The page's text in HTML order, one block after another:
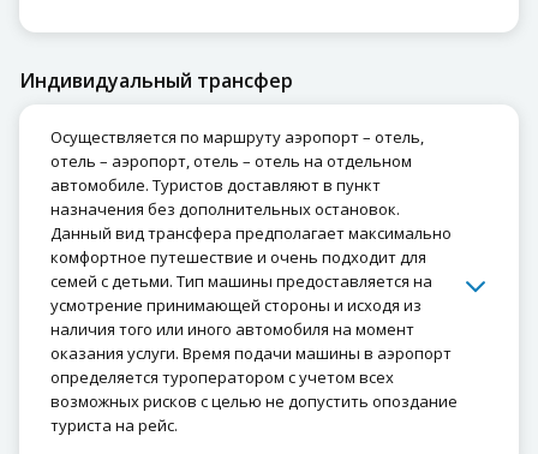
Индивидуальный трансфер
Осуществляется по маршруту аэропорт – отель,
отель – аэропорт, отель – отель на отдельном
автомобиле. Туристов доставляют в пункт
назначения без дополнительных остановок.
Данный вид трансфера предполагает максимально
комфортное путешествие и очень подходит для
семей с детьми. Тип машины предоставляется на
усмотрение принимающей стороны и исходя из
наличия того или иного автомобиля на момент
оказания услуги. Время подачи машины в аэропорт
определяется туроператором с учетом всех
возможных рисков с целью не допустить опоздание
туриста на рейс.